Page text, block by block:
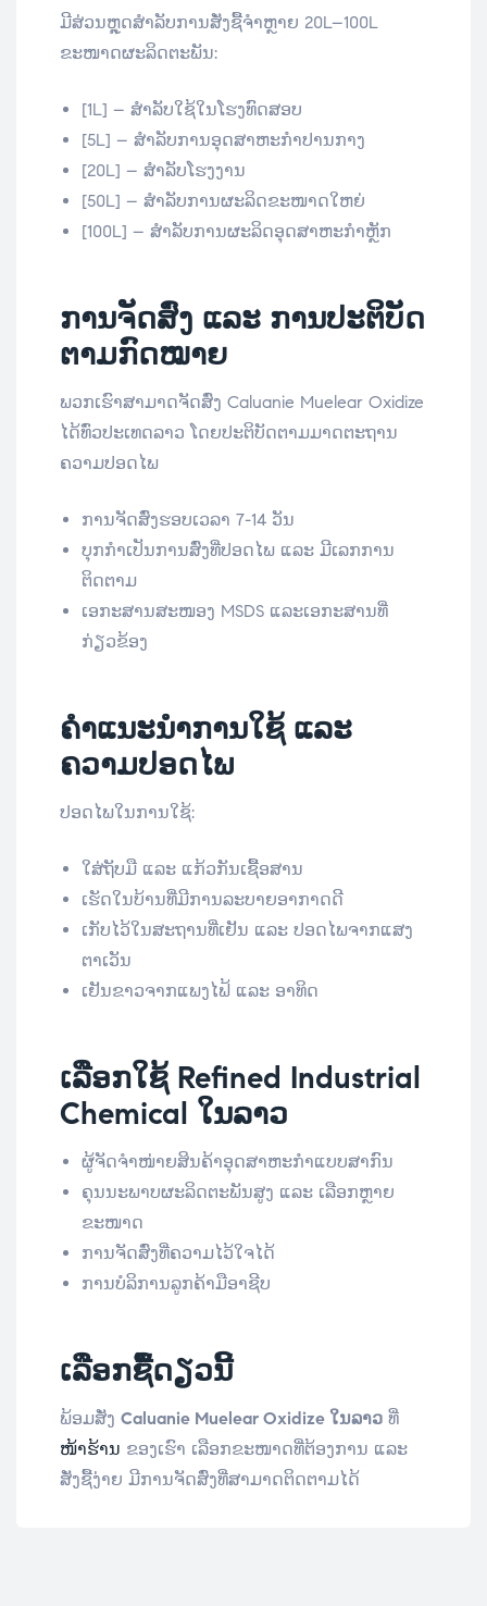
ມີສ່ວນຫຼຸດສໍາລັບການສັ່ງຊື້ຈໍາຫຼາຍ 20L–100L
ຂະໜາດຜະລິດຕະພັນ:
[1L] – ສໍາລັບໃຊ້ໃນໂຮງທົດສອບ
[5L] – ສໍາລັບການອຸດສາຫະກຳປານກາງ
[20L] – ສໍາລັບໂຮງງານ
[50L] – ສໍາລັບການຜະລິດຂະໜາດໃຫຍ່
[100L] – ສໍາລັບການຜະລິດອຸດສາຫະກຳຫຼັກ
ການຈັດສົ່ງ ແລະ ການປະຕິບັດ
ຕາມກົດໝາຍ
ພວກເຮົາສາມາດຈັດສົ່ງ Caluanie Muelear Oxidize
ໄດ້ທົ່ວປະເທດລາວ ໂດຍປະຕິບັດຕາມມາດຕະຖານ
ຄວາມປອດໄພ
ການຈັດສົ່ງຮອບເວລາ 7-14 ວັນ
ບຸກກຳເປັນການສົ່ງທີ່ປອດໄພ ແລະ ມີເລກການ
ຕິດຕາມ
ເອກະສານສະໜອງ MSDS ແລະເອກະສານທີ່
ກ່ຽວຂ້ອງ
ຄຳແນະນໍາການໃຊ້ ແລະ
ຄວາມປອດໄພ
ປອດໄພໃນການໃຊ້:
ໃສ່ຖັບມື ແລະ ແກ້ວກັນເຊື້ອສານ
ເຮັດໃນບ້ານທີ່ມີການລະບາຍອາກາດດີ
ເກັບໄວ້ໃນສະຖານທີ່ເຢັນ ແລະ ປອດໄພຈາກແສງ
ຕາເວັນ
ເຢັນຂາວຈາກແພງໄຟ້ ແລະ ອາທິດ
ເລືອກໃຊ້ Refined Industrial
Chemical ໃນລາວ
ຜູ້ຈັດຈໍາໜ່າຍສິນຄ້າອຸດສາຫະກຳແບບສາກົນ
ຄຸນນະພາບຜະລິດຕະພັນສູງ ແລະ ເລືອກຫຼາຍ
ຂະໜາດ
ການຈັດສົ່ງທີ່ຄວາມໄວ້ໃຈໄດ້
ການບໍລິການລູກຄ້າມືອາຊີບ
ເລືອກຊື້ດຽວນີ້
ພ້ອມສັ່ງ Caluanie Muelear Oxidize ໃນລາວ ທີ່
ໜ້າຮ້ານ ຂອງເຮົາ ເລືອກຂະໜາດທີ່ຕ້ອງການ ແລະ
ສັ່ງຊື້ງ່າຍ ມີການຈັດສົ່ງທີ່ສາມາດຕິດຕາມໄດ້